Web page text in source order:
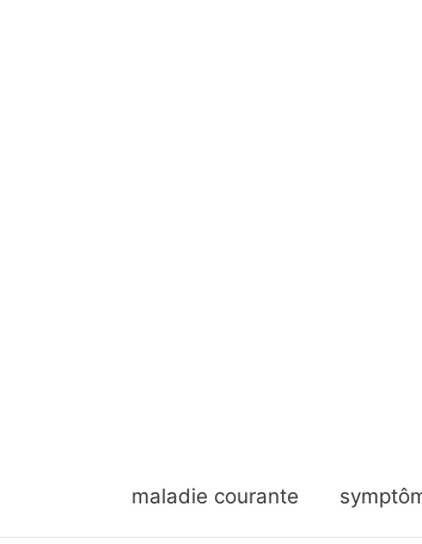
maladie courante